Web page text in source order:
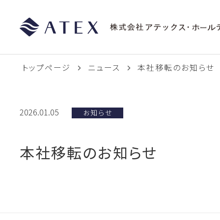
トップページ ニュース 本社移転のお知らせ
2026.01.05 お知らせ
本社移転のお知らせ